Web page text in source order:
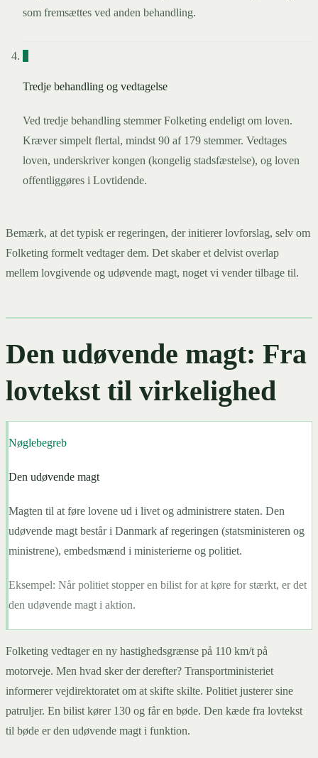
som fremsættes ved anden behandling.
4
Tredje behandling og vedtagelse
Ved tredje behandling stemmer Folketing endeligt om loven.
Kræver simpelt flertal, mindst 90 af 179 stemmer. Vedtages
loven, underskriver kongen (kongelig stadsfæstelse), og loven
offentliggøres i Lovtidende.
Bemærk, at det typisk er regeringen, der initierer lovforslag, selv om
Folketing formelt vedtager dem. Det skaber et delvist overlap
mellem lovgivende og udøvende magt, noget vi vender tilbage til.
Den udøvende magt: Fra
lovtekst til virkelighed
Nøglebegreb
Den udøvende magt
Magten til at føre lovene ud i livet og administrere staten. Den
udøvende magt består i Danmark af regeringen (statsministeren og
ministrene), embedsmænd i ministerierne og politiet.
Eksempel: Når politiet stopper en bilist for at køre for stærkt, er det
den udøvende magt i aktion.
Folketing vedtager en ny hastighedsgrænse på 110 km/t på
motorveje. Men hvad sker der derefter? Transportministeriet
informerer vejdirektoratet om at skifte skilte. Politiet justerer sine
patruljer. En bilist kører 130 og får en bøde. Den kæde fra lovtekst
til bøde er den udøvende magt i funktion.